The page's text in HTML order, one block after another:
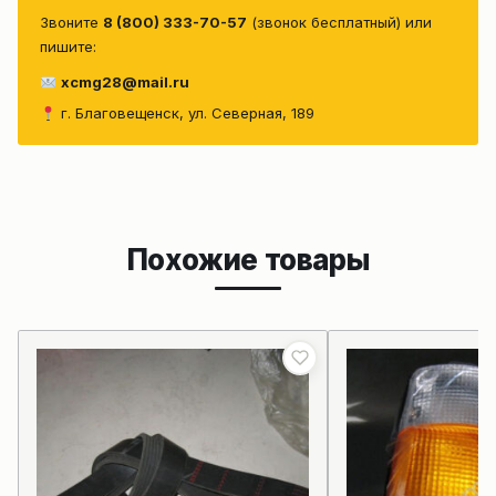
Звоните 8 (800) 333-70-57 (звонок бесплатный) или
пишите:
xcmg28@mail.ru
г. Благовещенск, ул. Северная, 189
Похожие товары